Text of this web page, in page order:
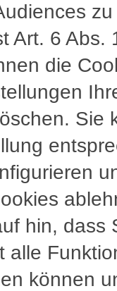
Art. 6 Abs.
die
Sie
hin, dass
alle
können